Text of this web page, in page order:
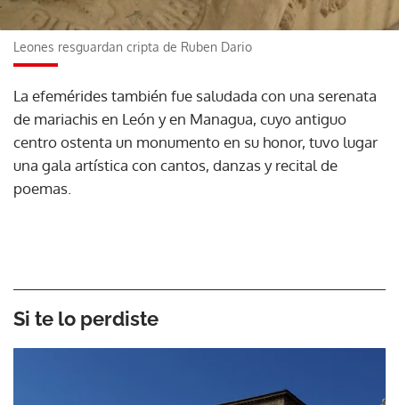
Leones resguardan cripta de Ruben Dario
La efemérides también fue saludada con una serenata
de mariachis en León y en Managua, cuyo antiguo
centro ostenta un monumento en su honor, tuvo lugar
una gala artística con cantos, danzas y recital de
poemas.
Si te lo perdiste